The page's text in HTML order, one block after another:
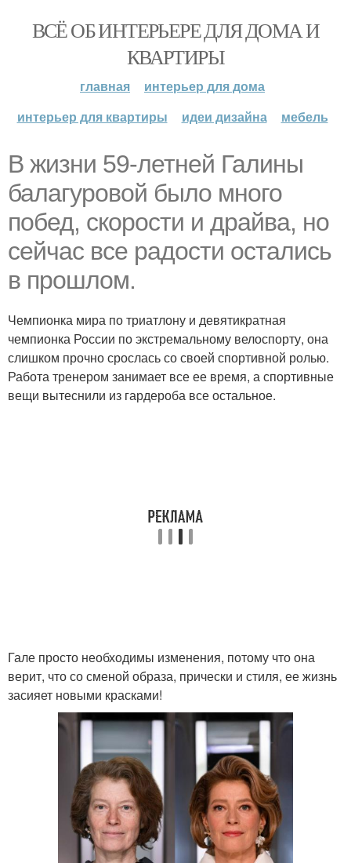
ВСЁ ОБ ИНТЕРЬЕРЕ ДЛЯ ДОМА И
КВАРТИРЫ
главная
интерьер для дома
интерьер для квартиры
идеи дизайна мебель
В жизни 59-летней Галины
балагуровой было много
побед, скорости и драйва, но
сейчас все радости остались
в прошлом.
Чемпионка мира по триатлону и девятикратная
чемпионка России по экстремальному велоспорту, она
слишком прочно срослась со своей спортивной ролью.
Работа тренером занимает все ее время, а спортивные
вещи вытеснили из гардероба все остальное.
Гале просто необходимы изменения, потому что она
верит, что со сменой образа, прически и стиля, ее жизнь
засияет новыми красками!